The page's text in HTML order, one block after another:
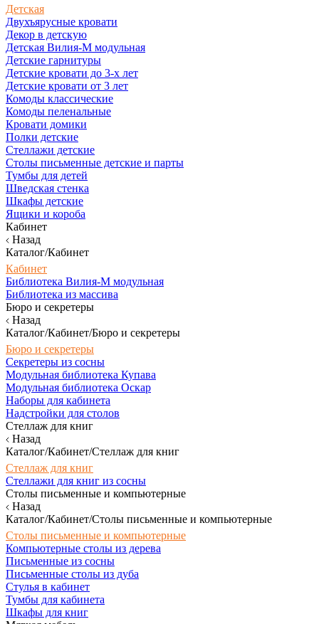
Детская
Двухъярусные кровати
Декор в детскую
Детская Вилия-М модульная
Детские гарнитуры
Детские кровати до 3-х лет
Детские кровати от 3 лет
Комоды классические
Комоды пеленальные
Кровати домики
Полки детские
Стеллажи детские
Столы письменные детские и парты
Тумбы для детей
Шведская стенка
Шкафы детские
Ящики и короба
Кабинет
Назад
Каталог/Кабинет
Кабинет
Библиотека Вилия-М модульная
Библиотека из массива
Бюро и секретеры
Назад
Каталог/Кабинет/Бюро и секретеры
Бюро и секретеры
Секретеры из сосны
Модульная библиотека Купава
Модульная библиотека Оскар
Наборы для кабинета
Надстройки для столов
Стеллаж для книг
Назад
Каталог/Кабинет/Стеллаж для книг
Стеллаж для книг
Стеллажи для книг из сосны
Столы письменные и компьютерные
Назад
Каталог/Кабинет/Столы письменные и компьютерные
Столы письменные и компьютерные
Компьютерные столы из дерева
Письменные из сосны
Письменные столы из дуба
Стулья в кабинет
Тумбы для кабинета
Шкафы для книг